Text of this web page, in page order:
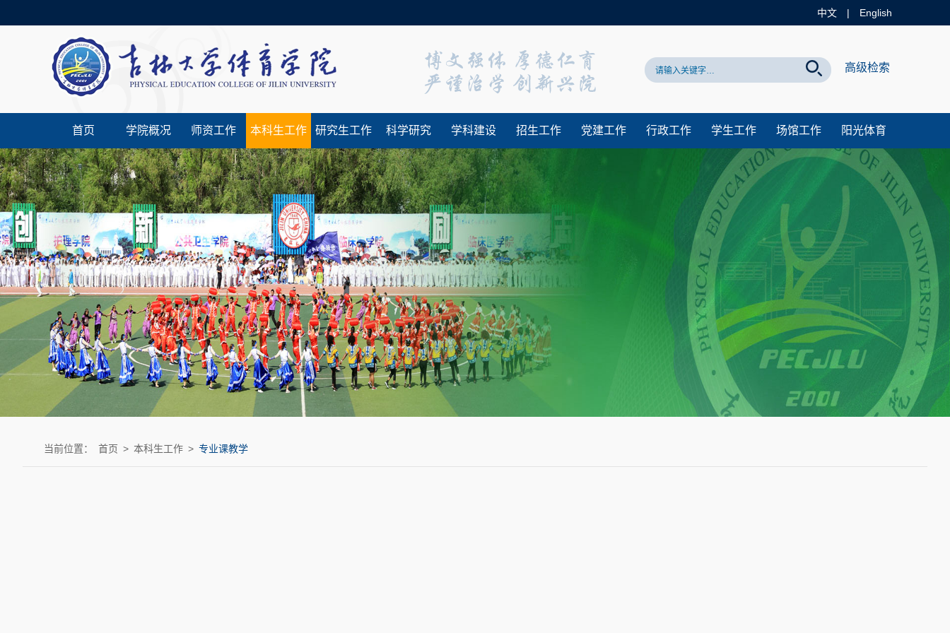
中文 | English
高级检索
首页 学院概况 师资工作 本科生工作 研究生工作 科学研究 学科建设 招生工作 党建工作 行政工作 学生工作 场馆工作 阳光体育
当前位置： 首页 > 本科生工作 > 专业课教学